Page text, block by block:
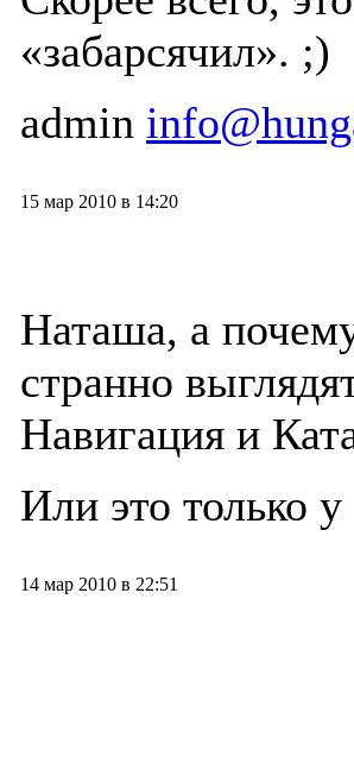
«забарсячил». ;)
admin
15 мар 2010 в 14:20
Наташа, а
странно
Навигация и
Или это только
14 мар 2010 в 22:51